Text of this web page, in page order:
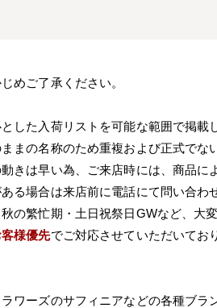
めご了承ください。
とした入荷リストを可能な範囲で掲載
ままの名称のため重複および正式でな
動きは早い為、ご来店時には、商品
る場合は来店前に電話にて問い合わ
秋の繁忙期・土日祝祭日GWなど、大
様優先でご対応させていただいてお
ワーズのサフィニアなどの各種ブラ